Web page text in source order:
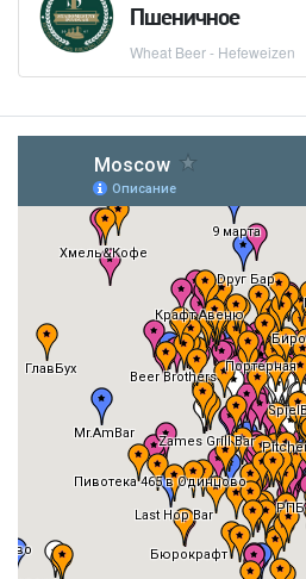
Пшеничное
Wheat Beer - Hefeweizen